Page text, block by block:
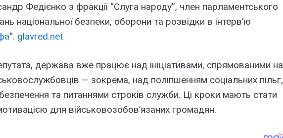
Федієнко з фракції “Слуга народу”, член парламентського
національної безпеки, оборони та розвідки в інтерв’ю
“. glavred.net
держава вже працює над ініціативами, спрямованими на
— зокрема, над поліпшенням соціальних пільг,
та питаннями строків служби. Ці кроки мають стати
для військовозобов’язаних громадян.